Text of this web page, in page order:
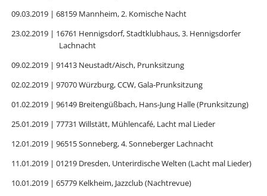
09.03.2019 | 68159 Mannheim, 2. Komische Nacht
23.02.2019 | 16761 Hennigsdorf, Stadtklubhaus, 3. Hennigsdorfer
Lachnacht
09.02.2019 | 91413 Neustadt/Aisch, Prunksitzung
02.02.2019 | 97070 Würzburg, CCW, Gala-Prunksitzung
01.02.2019 | 96149 Breitengüßbach, Hans-Jung Halle (Prunksitzung)
25.01.2019 | 77731 Willstätt, Mühlencafé, Lacht mal Lieder
12.01.2019 | 96515 Sonneberg, 4. Sonneberger Lachnacht
11.01.2019 | 01219 Dresden, Unterirdische Welten (Lacht mal Lieder)
10.01.2019 | 65779 Kelkheim, Jazzclub (Nachtrevue)